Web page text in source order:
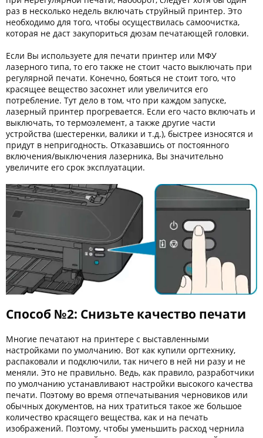
раз в несколько недель включать струйный принтер. Это
необходимо для того, чтобы осуществилась самоочистка,
которая не даст закупориться дюзам печатающей головки.
Если Вы используете для печати принтер или МФУ
лазерного типа, то его также не стоит часто выключать при
регулярной печати. Конечно, бояться не стоит того, что
красящее вещество засохнет или увеличится его
потребление. Тут дело в том, что при каждом запуске,
лазерный принтер прогревается. Если его часто включать и
выключать, то термоэлемент, а также другие части
устройства (шестеренки, валики и т.д.), быстрее износятся и
придут в непригодность. Отказавшись от постоянного
включения/выключения лазерника, Вы значительно
увеличите его срок эксплуатации.
Способ №2: Снизьте качество печати
Многие печатают на принтере с выставленными
настройками по умолчанию. Вот как купили оргтехнику,
распаковали и подключили, так ничего в ней ни разу и не
меняли. Это не правильно. Ведь, как правило, разработчики
по умолчанию устанавливают настройки высокого качества
печати. Поэтому во время отпечатывания черновиков или
обычных документов, на них тратиться такое же большое
количество красящего вещества, как и на печать
изображений. Поэтому, чтобы уменьшить расход чернила